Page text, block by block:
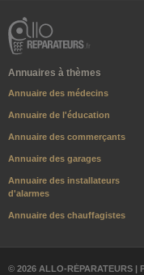
Annuaires à thèmes
Annuaire des médecins
Annuaire de l'éducation
Annuaire des commerçants
Annuaire des garages
Annuaire des installateurs
d'alarmes
Annuaire des chauffagistes
© 2026 ALLO-RÉPARATEURS |